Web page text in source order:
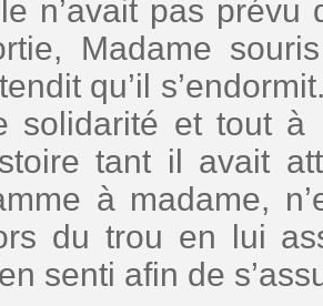
n’avait pas prévu
Madame
qu’il
solidarité et tout à
tant il avait
à madame,
du trou en lui
senti afin de